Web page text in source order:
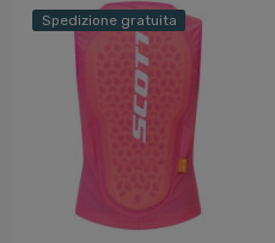
Spedizione gratuita